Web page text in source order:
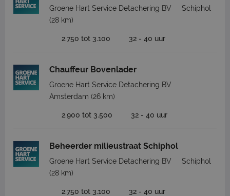
Groene Hart Service Detachering BV
Schiphol
(28 km)
2.750 tot 3.100 32 - 40 uur
Chauffeur Bovenlader
Groene Hart Service Detachering BV
Amsterdam (26 km)
2.900 tot 3.500 32 - 40 uur
Beheerder milieustraat Schiphol
Groene Hart Service Detachering BV
Schiphol
(28 km)
2.750 tot 3.100 32 - 40 uur